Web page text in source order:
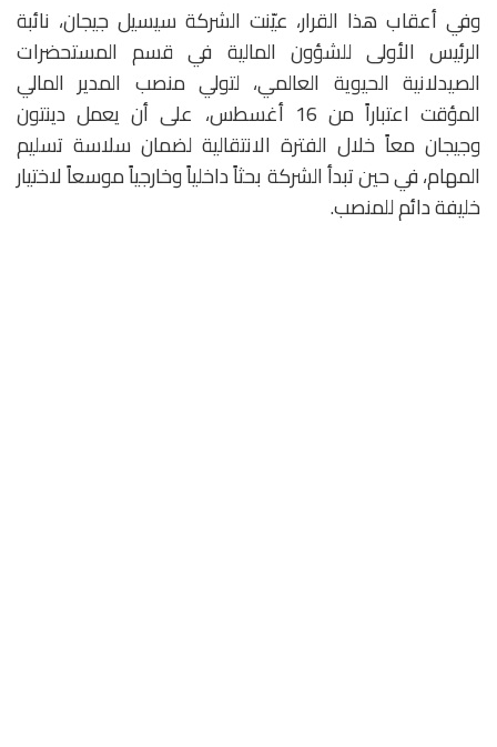
وفي أعقاب هذا القرار، عيّنت الشركة سيسيل جيجان، نائبة
الرئيس الأولى للشؤون المالية في قسم المستحضرات
الصيدلانية الحيوية العالمي، لتولي منصب المدير المالي
المؤقت اعتباراً من 16 أغسطس، على أن يعمل دينتون
وجيجان معاً خلال الفترة الانتقالية لضمان سلاسة تسليم
المهام، في حين تبدأ الشركة بحثاً داخلياً وخارجياً موسعاً لاختيار
خليفة دائم للمنصب.